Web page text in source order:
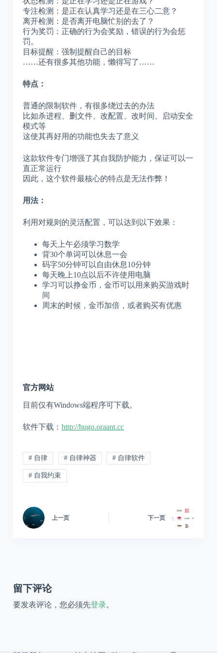
专注检测：是正在认真学习还是在三心二意？
离开检测：是否离开电脑忙别的去了？
行为奖罚：正确的行为会奖励，错误的行为会惩
罚。
目标提醒：强制提醒自己的目标
……还有很多其他功能，懒得写了……
特点：
普通的限制软件，有很多绕过去的办法
比如杀进程、删文件、改配置、改时间、启动安全
模式等
这使其再好用的功能也失去了意义
这款软件专门增强了其自我防护能力，保证可以一
直正常运行
因此，这个软件最核心的特点是无法作弊！
用法：
利用对规则的灵活配置，可以达到以下效果：
每天上午必须学习数学
背30个单词可以休息一会
码字50分钟可以自由休息10分钟
每天晚上10点以后不许使用电脑
学习可以挣金币，金币可以用来购买游戏时
间
周末的时候，金币加倍，或者购买有优惠
官方网站
目前仅有Windows端程序可下载。
软件下载： http://hugo.oraant.cc
# 自律 # 自律神器 # 自律软件
# 自我约束
上一页 下一页
留下评论
要发表评论，您必须先登录。